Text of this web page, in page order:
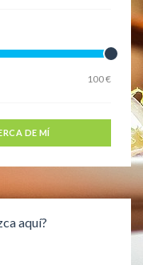
100 €
DE MÍ
aquí?